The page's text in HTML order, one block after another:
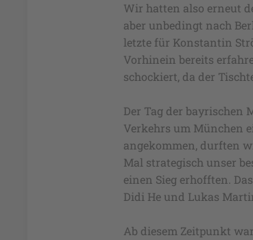
Wir hatten also erneut
aber unbedingt nach
letzte für Konstantin
Vorhinein bereits
schockiert, da der
Der Tag der bayrischen
Verkehrs um München
angekommen, durften
Mal strategisch unser
einen Sieg erhofften.
Didi He und Lukas
Ab diesem Zeitpunkt